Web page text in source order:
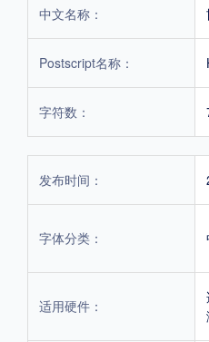
中文名称：
Postscript名称：
字符数：
发布时间：
字体分类：
适用硬件：